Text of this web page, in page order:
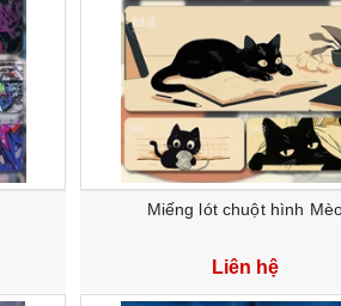
Miếng lót chuột hình
Liên hệ